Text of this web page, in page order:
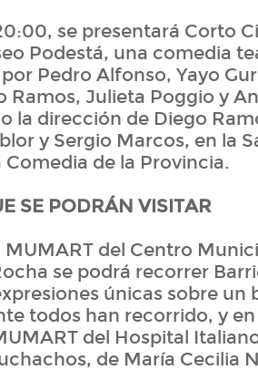
se presentará Corto
Podestá, una comedia
Pedro Alfonso, Yayo
Ramos, Julieta Poggio y
la dirección de Diego
y Sergio Marcos, en la
Comedia de la Provincia.
SE PODRÁN VISITAR
MUMART del Centro
se podrá recorrer
únicas sobre un
todos han recorrido, y en
del Hospital
de María Cecilia